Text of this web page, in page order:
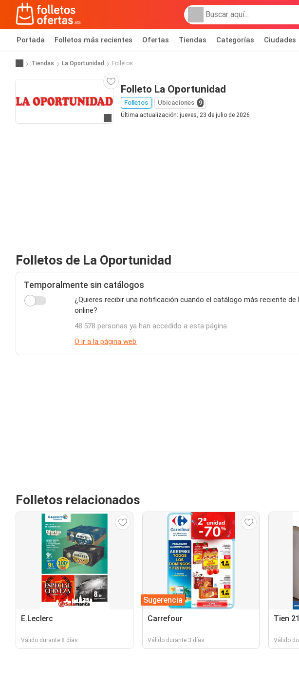
Portada Folletos más recientes Ofertas Tiendas Categorías Ciudades
Tiendas La Oportunidad Folletos
Ir a la web
Folleto La Oportunidad
Folletos Ubicaciones 9
Última actualización: jueves, 23 de julio de 2026
Folletos de La Oportunidad
Temporalmente sin catálogos
¿Quieres recibir una notificación cuando el catálogo más reciente de
online?
48.578 personas ya han accedido a esta página
O ir a la página web
Folletos relacionados
E.Leclerc
Válido durante 8 días
Sugerencia
Carrefour
Válido durante 3 días
Tien 21
Válido